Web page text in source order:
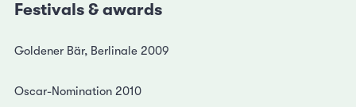
Festivals & awards
Goldener Bär, Berlinale 2009
Oscar-Nomination 2010